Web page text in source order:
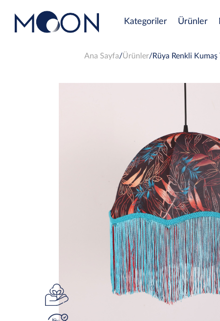
Kategoriler Ürünler
Ana Sayfa Ürünler Rüya Renkli Kumaş